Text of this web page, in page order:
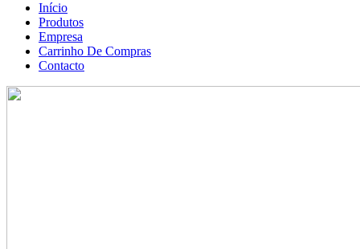
Início
Produtos
Empresa
Carrinho De Compras
Contacto